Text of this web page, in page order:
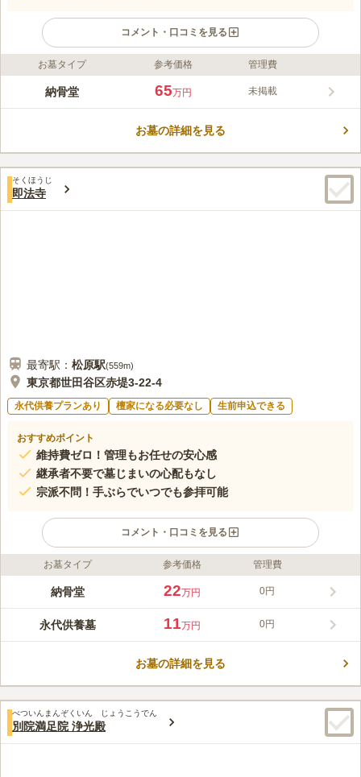
コメント・口コミを見る
ライフドット編集部のコメント
賑わいのある「自由が丘駅」から徒歩約3分、心落ち着く納骨堂
ようにという願いがこめられています。プランは3つとシンプル
焼香台が備えられているのでお手軽にご参拝できます。また、非
接触型エレベーターなど、衛生面にも配慮されています。
口コミ評価
この霊園はまだ誰からも評価されていません。
お墓タイプ 参考価格 管理費
納骨堂 65万円 未掲載
お墓の詳細を見る
そくほうじ
即法寺
最寄駅： 松原駅(559m)
東京都世田谷区赤堤3-22-4
永代供養プランあり 檀家になる必要なし 生前申込できる
おすすめポイント
維持費ゼロ！管理もお任せの安心感
継承者不要で墓じまいの心配もなし
宗派不問！手ぶらでいつでも参拝可能
コメント・口コミを見る
ライフドット編集部のコメント
東京都世田谷区赤堤の静かな住宅街に佇む即法寺は、寛永15年に
グを施した墓地、2026年には時代のニーズに応えた「永代供養
付納骨堂 御守閣」が建立され、時代に寄り添うお参りの形を提
ど3駅から徒歩圏内というアクセスの良さも魅力で、いつでも気
この霊園はまだ誰からも評価されていません。
お墓タイプ 参考価格 管理費
納骨堂 22万円 0円
永代供養墓 11万円 0円
お墓の詳細を見る
べついんまんぞくいん じょうこうでん
別院満足院 浄光殿